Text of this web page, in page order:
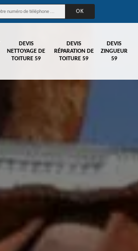
DEVIS
NETTOYAGE DE
TOITURE 59
DEVIS
RÉPARATION DE
TOITURE 59
DEVIS
ZINGUEUR
59